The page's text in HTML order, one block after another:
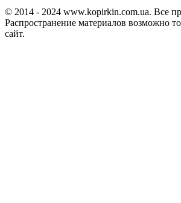
© 2014 - 2024 www.kopirkin.com.ua. Все
Распространение материалов возможно
сайт.